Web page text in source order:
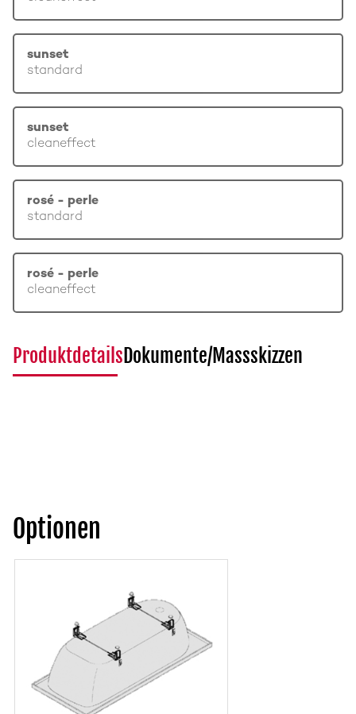
sunset
standard
sunset
cleaneffect
rosé - perle
standard
rosé - perle
cleaneffect
ProduktdetailsDokumente/Massskizzen
Optionen